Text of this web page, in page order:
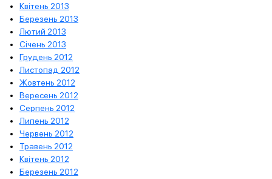
Квітень 2013
Березень 2013
Лютий 2013
Січень 2013
Грудень 2012
Листопад 2012
Жовтень 2012
Вересень 2012
Серпень 2012
Липень 2012
Червень 2012
Травень 2012
Квітень 2012
Березень 2012